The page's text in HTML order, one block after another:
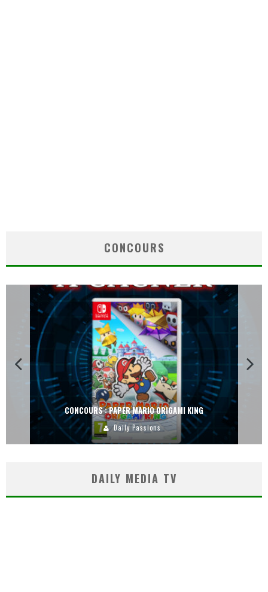
CONCOURS
CONCOURS : PAPER MARIO ORIGAMI KING
Daily Passions
DAILY MEDIA TV